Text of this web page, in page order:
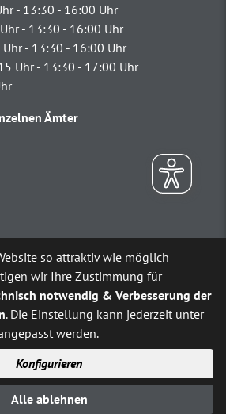
- 13:30 - 16:00 Uhr
- 13:30 - 16:00 Uhr
- 13:30 - 16:00 Uhr
Uhr - 13:30 - 17:00 Uhr
Ämter
Translate bereitgestellte externe
Ja Immer
Impressum Datenschutz
so attraktiv wie möglich
wir Ihre Zustimmung für
notwendig & Verbesserung der
. Die Einstellung kann jederzeit unter
werden.
Konfigurieren
Alle ablehnen